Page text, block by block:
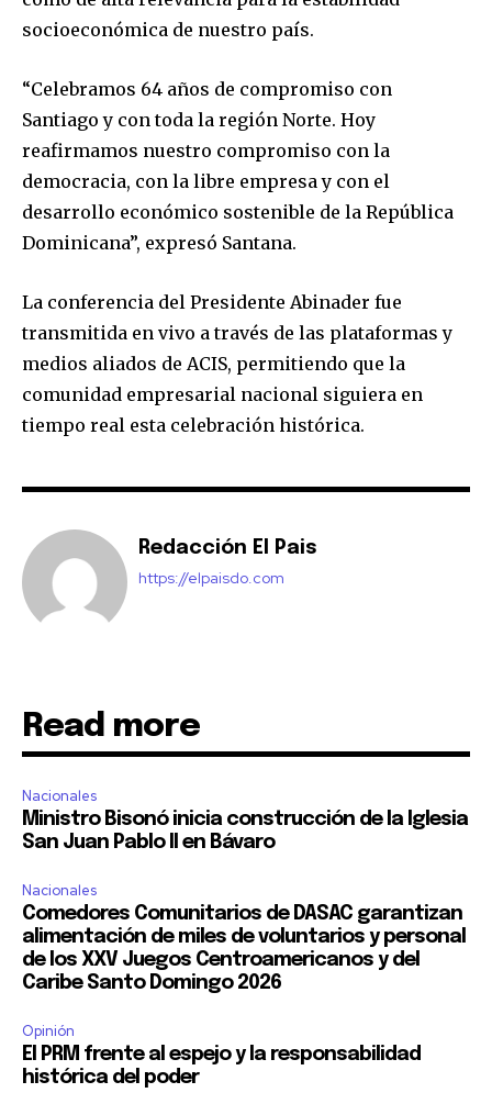
socioeconómica de nuestro país.
“Celebramos 64 años de compromiso con
Santiago y con toda la región Norte. Hoy
reafirmamos nuestro compromiso con la
democracia, con la libre empresa y con el
desarrollo económico sostenible de la República
Dominicana”, expresó Santana.
La conferencia del Presidente Abinader fue
transmitida en vivo a través de las plataformas y
medios aliados de ACIS, permitiendo que la
comunidad empresarial nacional siguiera en
tiempo real esta celebración histórica.
Redacción El Pais
https://elpaisdo.com
Read more
Nacionales
Ministro Bisonó inicia construcción de la Iglesia
San Juan Pablo II en Bávaro
Nacionales
Comedores Comunitarios de DASAC garantizan
alimentación de miles de voluntarios y personal
de los XXV Juegos Centroamericanos y del
Caribe Santo Domingo 2026
Opinión
El PRM frente al espejo y la responsabilidad
histórica del poder